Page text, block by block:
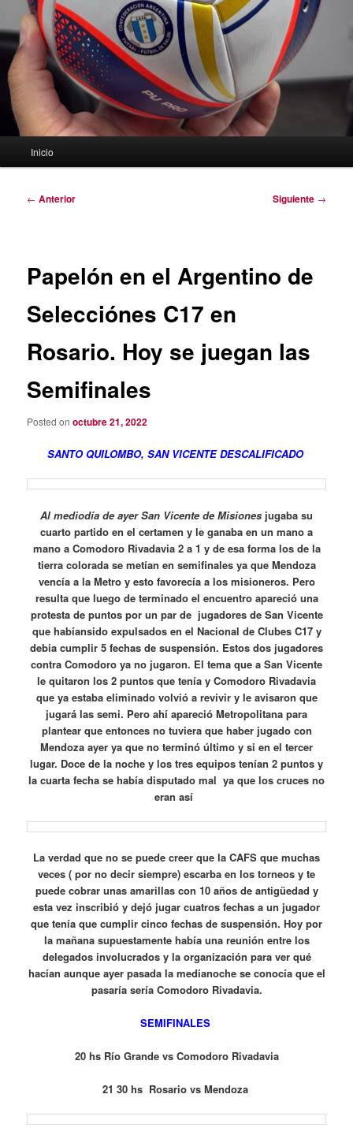
Inicio
Navegación
← Anterior Siguiente →
Papelón en el Argentino de
Selecciónes C17 en
Rosario. Hoy se juegan las
Semifinales
Posted onoctubre 21, 2022
SANTO QUILOMBO, SAN VICENTE DESCALIFICADO
Al mediodía de ayer San Vicente de Misiones jugaba su
cuarto partido en el certamen y le ganaba en un mano a
mano a Comodoro Rivadavia 2 a 1 y de esa forma los de la
tierra colorada se metían en semifinales ya que Mendoza
vencía a la Metro y esto favorecía a los misioneros. Pero
resulta que luego de terminado el encuentro apareció una
protesta de puntos por un par de jugadores de San Vicente
que habíansido expulsados en el Nacional de Clubes C17 y
debia cumplir 5 fechas de suspensión. Estos dos jugadores
contra Comodoro ya no jugaron. El tema que a San Vicente
le quitaron los 2 puntos que tenía y Comodoro Rivadavia
que ya estaba eliminado volvió a revivir y le avisaron que
jugará las semi. Pero ahí apareció Metropolitana para
plantear que entonces no tuviera que haber jugado con
Mendoza ayer ya que no terminó último y si en el tercer
lugar. Doce de la noche y los tres equipos tenían 2 puntos y
la cuarta fecha se había disputado mal ya que los cruces no
eran así
La verdad que no se puede creer que la CAFS que muchas
veces ( por no decir siempre) escarba en los torneos y te
puede cobrar unas amarillas con 10 años de antigüedad y
esta vez inscribió y dejó jugar cuatros fechas a un jugador
que tenía que cumplir cinco fechas de suspensión. Hoy por
la mañana supuestamente había una reunión entre los
delegados involucrados y la organización para ver qué
hacían aunque ayer pasada la medianoche se conocía que el
pasaría sería Comodoro Rivadavia.
SEMIFINALES
20 hs Río Grande vs Comodoro Rivadavia
21 30 hs Rosario vs Mendoza